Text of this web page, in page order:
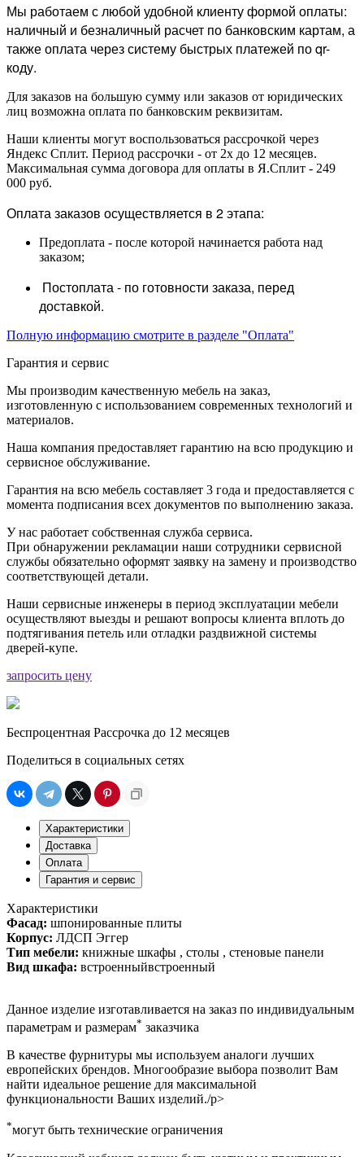
Мы работаем с любой удобной клиенту формой оплаты:
наличный и безналичный расчет по банковским картам, а
также оплата через систему быстрых платежей по qr-
коду.
Для заказов на большую сумму или заказов от юридических
лиц возможна оплата по банковским реквизитам.
Наши клиенты могут воспользоваться рассрочкой через
Яндекс Сплит. Период рассрочки - от 2х до 12 месяцев.
Максимальная сумма договора для оплаты в Я.Сплит - 249
000 руб.
Оплата заказов осуществляется в 2 этапа:
Предоплата - после которой начинается работа над
заказом;
Постоплата - по готовности заказа, перед
доставкой.
Полную информацию смотрите в разделе "Оплата"
Гарантия и сервис
Мы производим качественную мебель на заказ,
изготовленную с использованием современных технологий и
материалов.
Наша компания предоставляет гарантию на всю продукцию и
сервисное обслуживание.
Гарантия на всю мебель составляет 3 года и предоставляется с
момента подписания всех документов по выполнению заказа.
У нас работает собственная служба сервиса.
При обнаружении рекламации наши сотрудники сервисной
службы обязательно оформят заявку на замену и производство
соответствующей детали.
Наши сервисные инженеры в период эксплуатации мебели
осуществляют выезды и решают вопросы клиента вплоть до
подтягивания петель или отладки раздвижной системы
дверей-купе.
запросить цену
Беспроцентная Рассрочка до 12 месяцев
Поделиться в социальных сетях
Характеристики
Доставка
Оплата
Гарантия и сервис
Характеристики
Фасад: шпонированные плиты
Корпус: ЛДСП Эггер
Тип мебели: книжные шкафы , столы , стеновые панели
Вид шкафа: встроенныйвстроенный
Данное изделие изготавливается на заказ по индивидуальным
параметрам и размерам* заказчика
В качестве фурнитуры мы используем аналоги лучших
европейских брендов. Многообразие выбора позволит Вам
найти идеальное решение для максимальной
функциональности Ваших изделий./p>
*могут быть технические ограничения